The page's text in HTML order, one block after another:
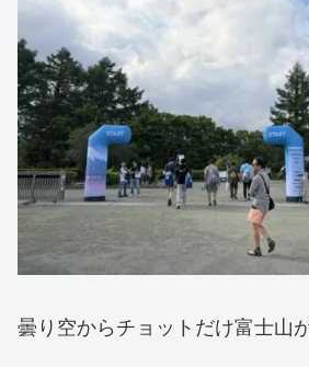
曇り空からチョットだけ富士山